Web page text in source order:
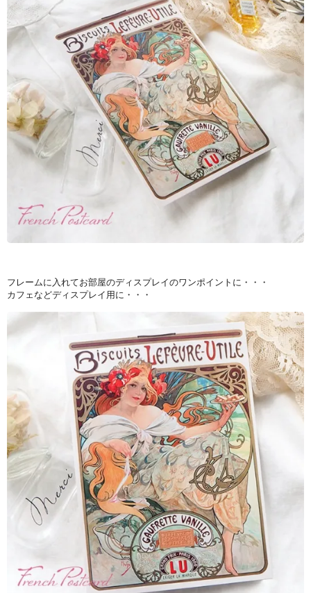
フレームに入れてお部屋のディスプレイのワンポイントに・・・
カフェなどディスプレイ用に・・・